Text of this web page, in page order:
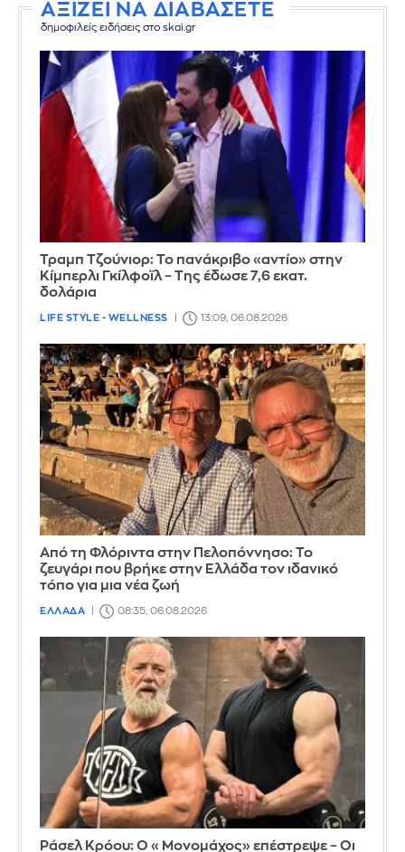
ΑΞΙΖΕΙ ΝΑ ΔΙΑΒΑΣΕΤΕ
δημοφιλείς ειδήσεις στο skai.gr
Τραμπ Τζούνιορ: Το πανάκριβο «αντίο» στην
Κίμπερλι Γκίλφοϊλ – Της έδωσε 7,6 εκατ.
δολάρια
LIFE STYLE - WELLNESS 13:09, 06.08.2026
Από τη Φλόριντα στην Πελοπόννησο: Το
ζευγάρι που βρήκε στην Ελλάδα τον ιδανικό
τόπο για μια νέα ζωή
ΕΛΛΑΔΑ 08:35, 06.08.2026
Ράσελ Κρόου: Ο «Μονομάχος» επέστρεψε – Οι